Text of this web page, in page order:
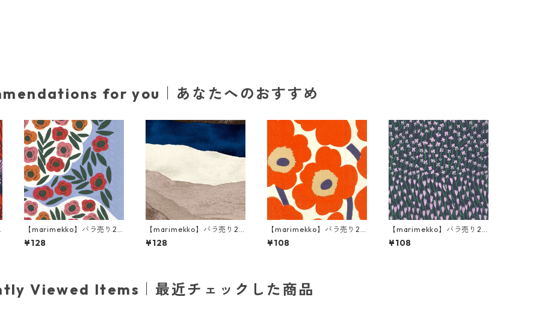
for you｜あなたへのおすすめ
【marimekko】バラ売り2
枚 ランチサイズ ペーパーナ
プキン RUUKKU ブルー
¥128
【marimekko】バラ売り2
枚 ランチサイズ ペーパーナ
プキン JOIKU クリームxブ
¥128
【marimekko】バラ売り2
枚 カクテルサイズ ペーパー
ナプキン UNIKKO クリーム
¥108
【marimekko】バラ売り2
枚 カクテルサイズ ペーパー
ナプキン APILAINEN ライラ
¥108
Viewed Items｜最近チェックした商品